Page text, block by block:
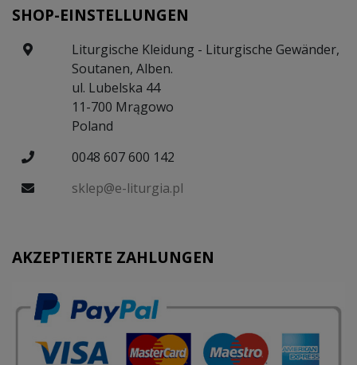
SHOP-EINSTELLUNGEN
Liturgische Kleidung - Liturgische Gewänder,
Soutanen, Alben.
ul. Lubelska 44
11-700 Mrągowo
Poland
0048 607 600 142
sklep@e-liturgia.pl
AKZEPTIERTE ZAHLUNGEN